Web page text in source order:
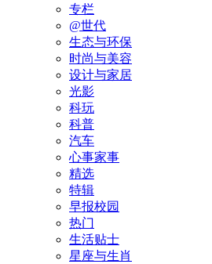
专栏
@世代
生态与环保
时尚与美容
设计与家居
光影
科玩
科普
汽车
心事家事
精选
特辑
早报校园
热门
生活贴士
星座与生肖